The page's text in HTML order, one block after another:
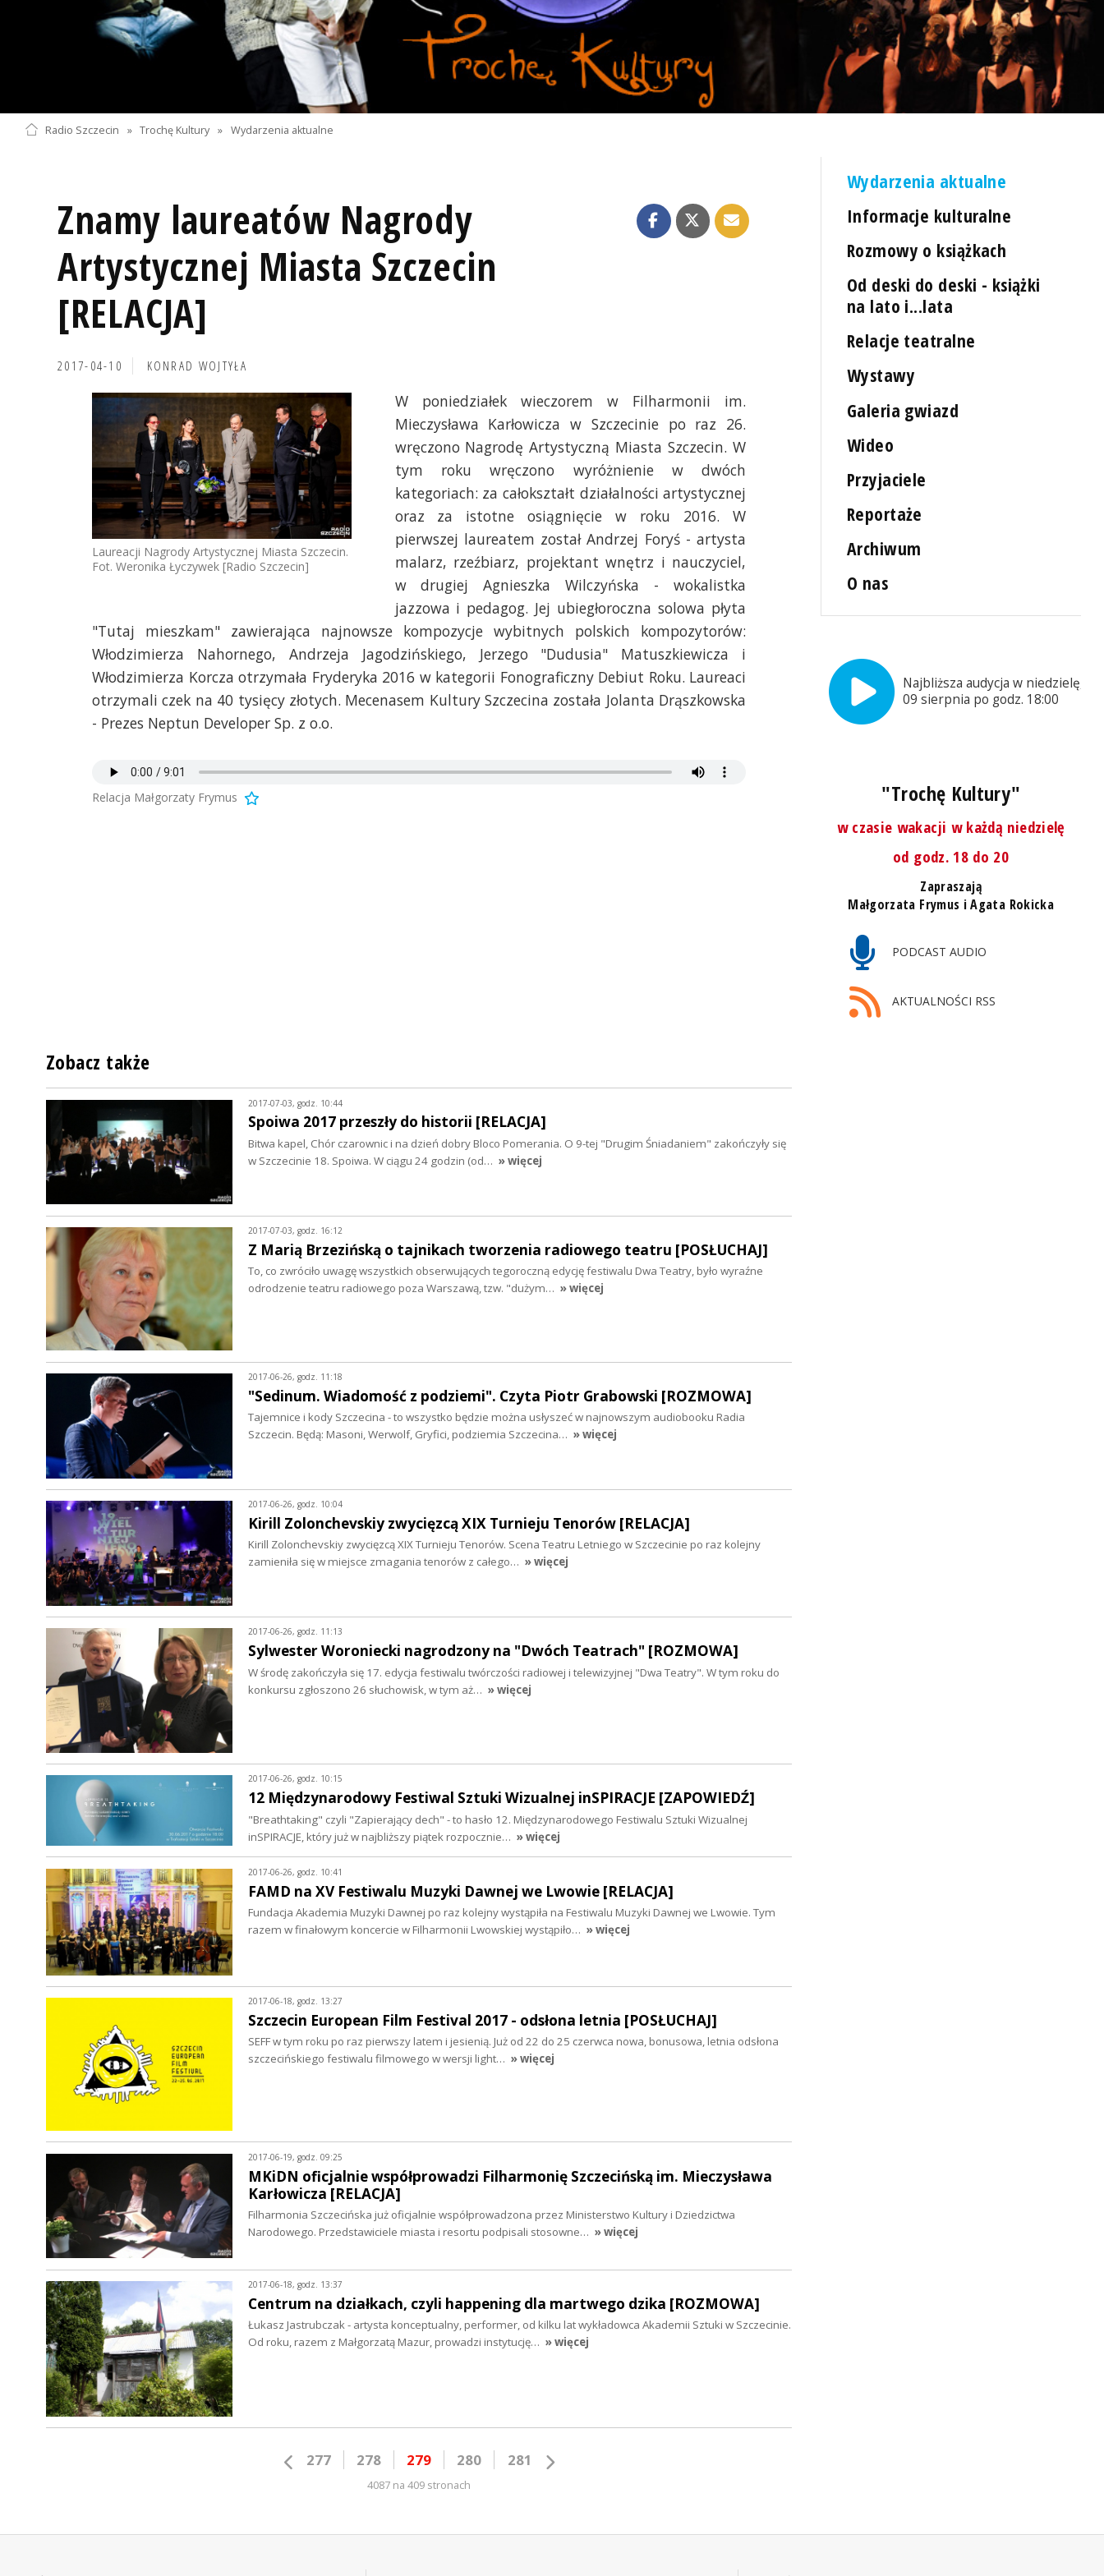
Radio Szczecin » Trochę Kultury » Wydarzenia aktualne
Znamy laureatów Nagrody
Artystycznej Miasta Szczecin
[RELACJA]
2017-04-10 KONRAD WOJTYŁA
Laureacji Nagrody Artystycznej Miasta Szczecin.
Fot. Weronika Łyczywek [Radio Szczecin]
W poniedziałek wieczorem w Filharmonii im.
Mieczysława Karłowicza w Szczecinie po raz 26.
wręczono Nagrodę Artystyczną Miasta Szczecin. W
tym roku wręczono wyróżnienie w dwóch
kategoriach: za całokształt działalności artystycznej
oraz za istotne osiągnięcie w roku 2016. W
pierwszej laureatem został Andrzej Foryś - artysta
malarz, rzeźbiarz, projektant wnętrz i nauczyciel,
w drugiej Agnieszka Wilczyńska - wokalistka
jazzowa i pedagog. Jej ubiegłoroczna solowa płyta
"Tutaj mieszkam" zawierająca najnowsze kompozycje wybitnych polskich kompozytorów:
Włodzimierza Nahornego, Andrzeja Jagodzińskiego, Jerzego "Dudusia" Matuszkiewicza i
Włodzimierza Korcza otrzymała Fryderyka 2016 w kategorii Fonograficzny Debiut Roku. Laureaci
otrzymali czek na 40 tysięcy złotych. Mecenasem Kultury Szczecina została Jolanta Drąszkowska
- Prezes Neptun Developer Sp. z o.o.
Relacja Małgorzaty Frymus
Wydarzenia aktualne
Informacje kulturalne
Rozmowy o książkach
Od deski do deski - książki
na lato i...lata
Relacje teatralne
Wystawy
Galeria gwiazd
Wideo
Przyjaciele
Reportaże
Archiwum
O nas
Najbliższa audycja w niedzielę,
09 sierpnia po godz. 18:00
"Trochę Kultury"
w czasie wakacji w każdą niedzielę
od godz. 18 do 20
Zapraszają
Małgorzata Frymus i Agata Rokicka
PODCAST AUDIO
AKTUALNOŚCI RSS
Zobacz także
2017-07-03, godz. 10:44
Spoiwa 2017 przeszły do historii [RELACJA]
Bitwa kapel, Chór czarownic i na dzień dobry Bloco Pomerania. O 9-tej "Drugim Śniadaniem" zakończyły się
w Szczecinie 18. Spoiwa. W ciągu 24 godzin (od… » więcej
2017-07-03, godz. 16:12
Z Marią Brzezińską o tajnikach tworzenia radiowego teatru [POSŁUCHAJ]
To, co zwróciło uwagę wszystkich obserwujących tegoroczną edycję festiwalu Dwa Teatry, było wyraźne
odrodzenie teatru radiowego poza Warszawą, tzw. "dużym… » więcej
2017-06-26, godz. 11:18
"Sedinum. Wiadomość z podziemi". Czyta Piotr Grabowski [ROZMOWA]
Tajemnice i kody Szczecina - to wszystko będzie można usłyszeć w najnowszym audiobooku Radia
Szczecin. Będą: Masoni, Werwolf, Gryfici, podziemia Szczecina… » więcej
2017-06-26, godz. 10:04
Kirill Zolonchevskiy zwycięzcą XIX Turnieju Tenorów [RELACJA]
Kirill Zolonchevskiy zwycięzcą XIX Turnieju Tenorów. Scena Teatru Letniego w Szczecinie po raz kolejny
zamieniła się w miejsce zmagania tenorów z całego… » więcej
2017-06-26, godz. 11:13
Sylwester Woroniecki nagrodzony na "Dwóch Teatrach" [ROZMOWA]
W środę zakończyła się 17. edycja festiwalu twórczości radiowej i telewizyjnej "Dwa Teatry". W tym roku do
konkursu zgłoszono 26 słuchowisk, w tym aż… » więcej
2017-06-26, godz. 10:15
12 Międzynarodowy Festiwal Sztuki Wizualnej inSPIRACJE [ZAPOWIEDŹ]
"Breathtaking" czyli "Zapierający dech" - to hasło 12. Międzynarodowego Festiwalu Sztuki Wizualnej
inSPIRACJE, który już w najbliższy piątek rozpocznie… » więcej
2017-06-26, godz. 10:41
FAMD na XV Festiwalu Muzyki Dawnej we Lwowie [RELACJA]
Fundacja Akademia Muzyki Dawnej po raz kolejny wystąpiła na Festiwalu Muzyki Dawnej we Lwowie. Tym
razem w finałowym koncercie w Filharmonii Lwowskiej wystąpiło… » więcej
2017-06-18, godz. 13:27
Szczecin European Film Festival 2017 - odsłona letnia [POSŁUCHAJ]
SEFF w tym roku po raz pierwszy latem i jesienią. Już od 22 do 25 czerwca nowa, bonusowa, letnia odsłona
szczecińskiego festiwalu filmowego w wersji light… » więcej
2017-06-19, godz. 09:25
MKiDN oficjalnie współprowadzi Filharmonię Szczecińską im. Mieczysława
Karłowicza [RELACJA]
Filharmonia Szczecińska już oficjalnie współprowadzona przez Ministerstwo Kultury i Dziedzictwa
Narodowego. Przedstawiciele miasta i resortu podpisali stosowne… » więcej
2017-06-18, godz. 13:37
Centrum na działkach, czyli happening dla martwego dzika [ROZMOWA]
Łukasz Jastrubczak - artysta konceptualny, performer, od kilku lat wykładowca Akademii Sztuki w Szczecinie.
Od roku, razem z Małgorzatą Mazur, prowadzi instytucję… » więcej
277 278 279 280 281
4087 na 409 stronach